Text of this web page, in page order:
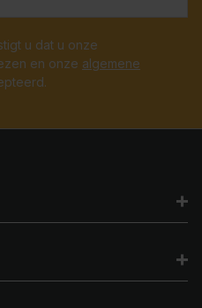
u dat u onze
en onze algemene